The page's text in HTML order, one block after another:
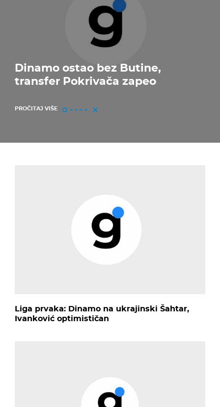
Dinamo ostao bez Butine,
transfer Pokrivača zapeo
PROČITAJ VIŠE
Liga prvaka: Dinamo na ukrajinski Šahtar,
Ivanković optimističan